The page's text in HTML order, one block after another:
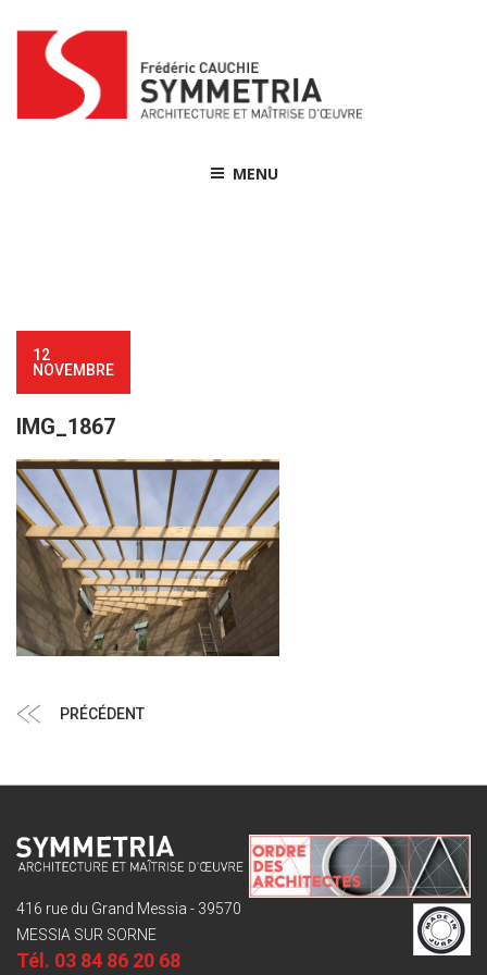
content
MENU
12
NOVEMBRE
IMG_1867
de
Article
PRÉCÉDENT
416 rue du Grand Messia - 39570
MESSIA SUR SORNE
Tél. 03 84 86 20 68